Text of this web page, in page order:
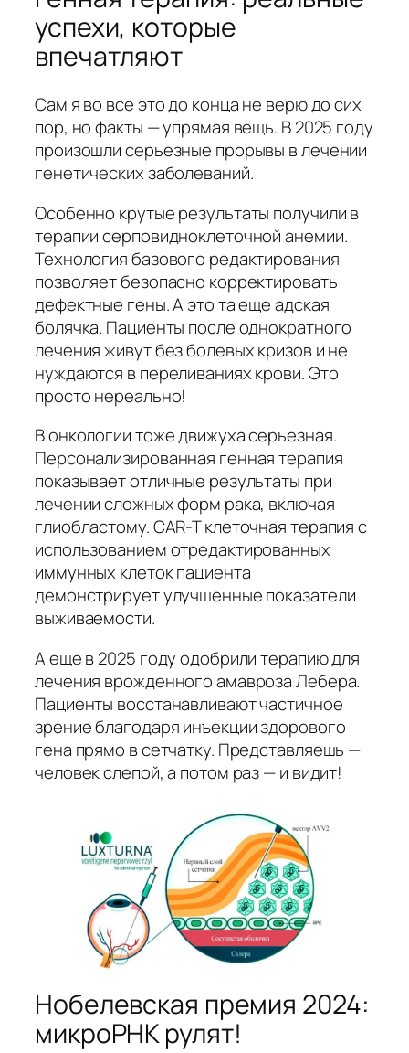
успехи, которые
впечатляют
Сам я во все это до конца не верю до сих
пор, но факты — упрямая вещь. В 2025 году
произошли серьезные прорывы в лечении
генетических заболеваний.
Особенно крутые результаты получили в
терапии серповидноклеточной анемии.
Технология базового редактирования
позволяет безопасно корректировать
дефектные гены. А это та еще адская
болячка. Пациенты после однократного
лечения живут без болевых кризов и не
нуждаются в переливаниях крови. Это
просто нереально!
В онкологии тоже движуха серьезная.
Персонализированная генная терапия
показывает отличные результаты при
лечении сложных форм рака, включая
глиобластому. CAR-T клеточная терапия с
использованием отредактированных
иммунных клеток пациента
демонстрирует улучшенные показатели
выживаемости.
А еще в 2025 году одобрили терапию для
лечения врожденного амавроза Лебера.
Пациенты восстанавливают частичное
зрение благодаря инъекции здорового
гена прямо в сетчатку. Представляешь —
человек слепой, а потом раз — и видит!
Нобелевская премия 2024:
микроРНК рулят!